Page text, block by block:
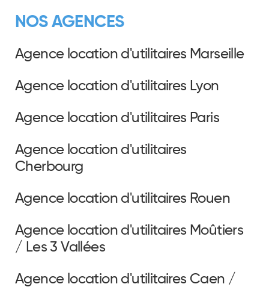
NOS AGENCES
Agence location d'utilitaires Marseille
Agence location d'utilitaires Lyon
Agence location d'utilitaires Paris
Agence location d'utilitaires
Cherbourg
Agence location d'utilitaires Rouen
Agence location d'utilitaires Moûtiers
/ Les 3 Vallées
Agence location d'utilitaires Caen /